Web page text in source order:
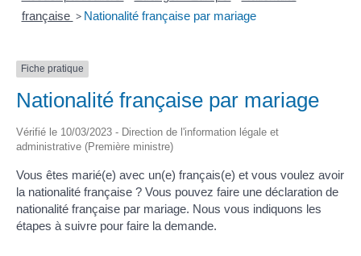
française > Nationalité française par mariage
Fiche pratique
Nationalité française par mariage
Vérifié le 10/03/2023 - Direction de l'information légale et
administrative (Première ministre)
Vous êtes marié(e) avec un(e) français(e) et vous voulez avoir
la nationalité française ? Vous pouvez faire une déclaration de
nationalité française par mariage. Nous vous indiquons les
étapes à suivre pour faire la demande.